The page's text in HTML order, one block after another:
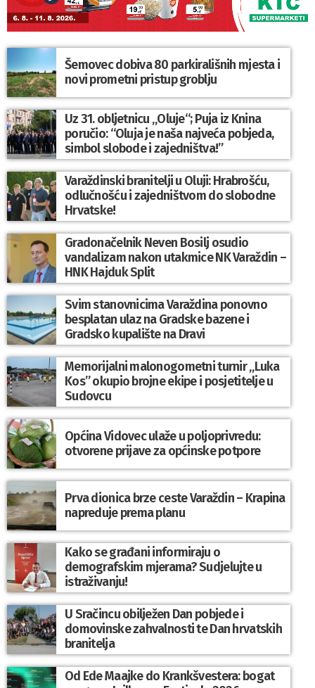
Šemovec dobiva 80 parkirališnih mjesta i
novi prometni pristup groblju
Uz 31. obljetnicu „Oluje“; Puja iz Knina
poručio: “Oluja je naša najveća pobjeda,
simbol slobode i zajedništva!”
Varaždinski branitelji u Oluji: Hrabrošću,
odlučnošću i zajedništvom do slobodne
Hrvatske!
Gradonačelnik Neven Bosilj osudio
vandalizam nakon utakmice NK Varaždin –
HNK Hajduk Split
Svim stanovnicima Varaždina ponovno
besplatan ulaz na Gradske bazene i
Gradsko kupalište na Dravi
Memorijalni malonogometni turnir „Luka
Kos” okupio brojne ekipe i posjetitelje u
Sudovcu
Općina Vidovec ulaže u poljoprivredu:
otvorene prijave za općinske potpore
Prva dionica brze ceste Varaždin – Krapina
napreduje prema planu
Kako se građani informiraju o
demografskim mjerama? Sudjelujte u
istraživanju!
U Sračincu obilježen Dan pobjede i
domovinske zahvalnosti te Dan hrvatskih
branitelja
Od Ede Maajke do Krankšvestera: bogat